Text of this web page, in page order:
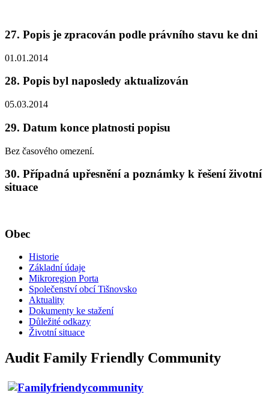
27. Popis je zpracován podle právního stavu ke dni
01.01.2014
28. Popis byl naposledy aktualizován
05.03.2014
29. Datum konce platnosti popisu
Bez časového omezení.
30. Případná upřesnění a poznámky k řešení životní
situace
Obec
Historie
Základní údaje
Mikroregion Porta
Společenství obcí Tišnovsko
Aktuality
Dokumenty ke stažení
Důležité odkazy
Životní situace
Audit Family Friendly Community